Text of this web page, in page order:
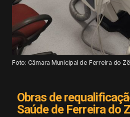
Foto: Câmara Municipal de Ferreira do
Obras de
Saúde de Ferreira do